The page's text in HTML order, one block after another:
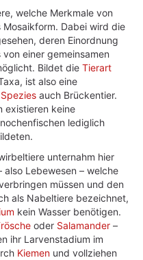
welche Merkmale von
Mosaikform. Dabei wird die
deren Einordnung
einer gemeinsamen
Bildet die Tierart
ist also eine
Spezies auch Brückentier.
existieren keine
lediglich
unternahm hier
also Lebewesen – welche
müssen und den
als Nabeltiere bezeichnet,
kein Wasser benötigen.
oder Salamander –
ihr Larvenstadium im
Kiemen und vollziehen